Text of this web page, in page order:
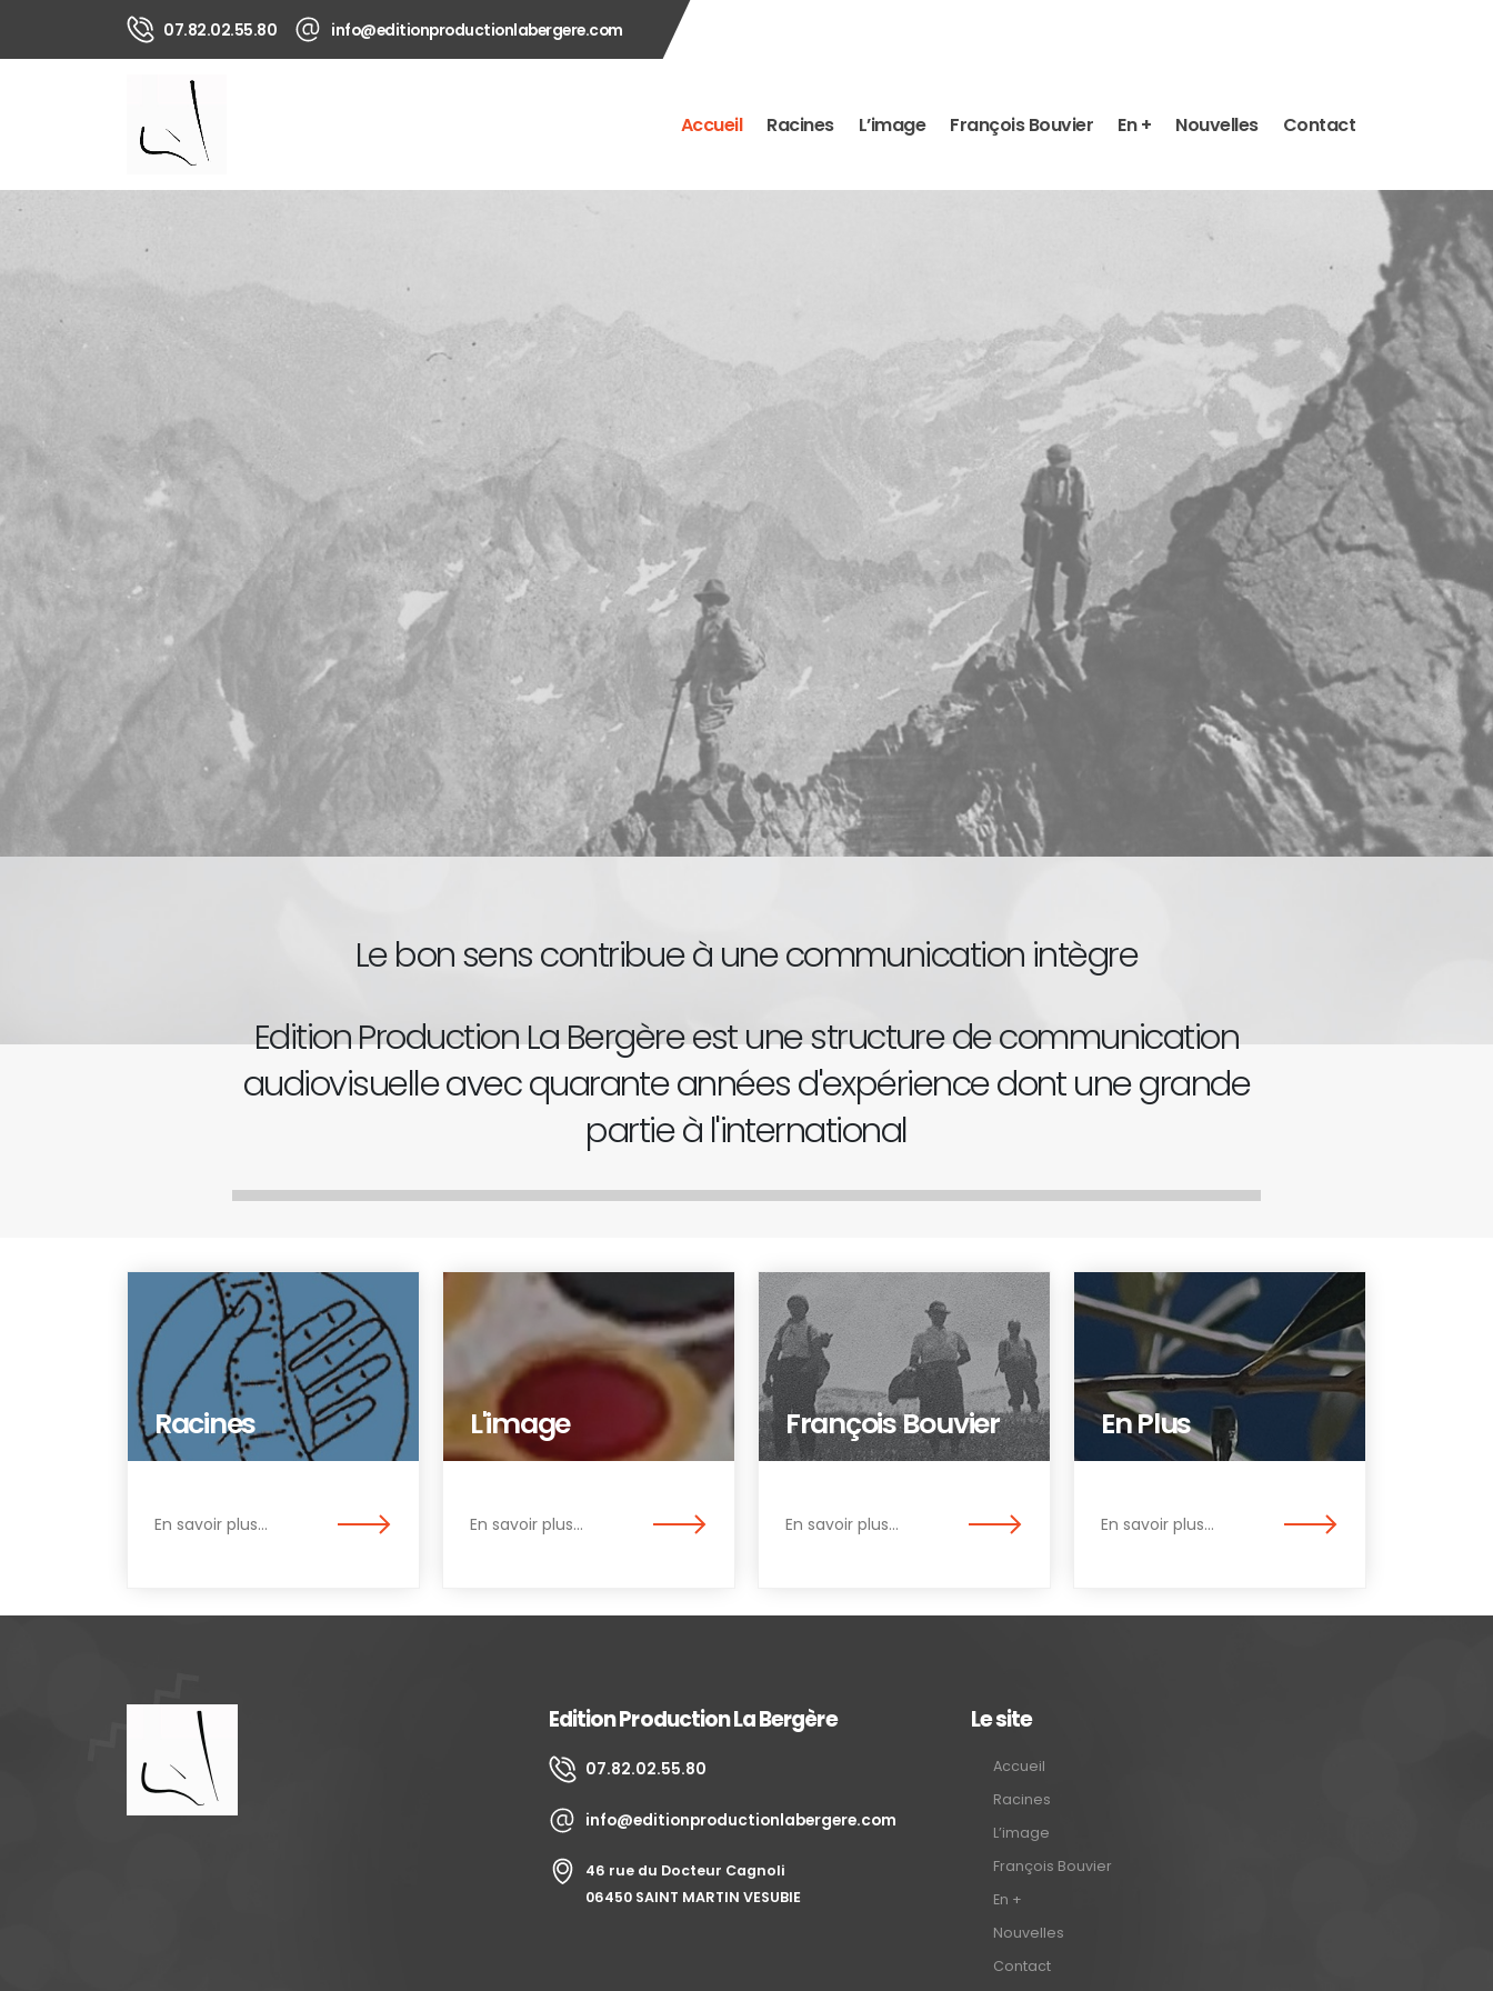
07.82.02.55.80 info@editionproductionlabergere.com
Accueil Racines L’image François Bouvier En + Nouvelles Contact
Le bon sens contribue à une communication intègre
Edition Production La Bergère est une structure de communication
audiovisuelle avec quarante années d'expérience dont une grande
partie à l'international
Racines
En savoir plus...
L'image
En savoir plus...
François Bouvier
En savoir plus...
En Plus
En savoir plus...
Edition Production La Bergère
07.82.02.55.80
info@editionproductionlabergere.com
46 rue du Docteur Cagnoli
06450 SAINT MARTIN VESUBIE
Le site
Accueil
Racines
L’image
François Bouvier
En +
Nouvelles
Contact